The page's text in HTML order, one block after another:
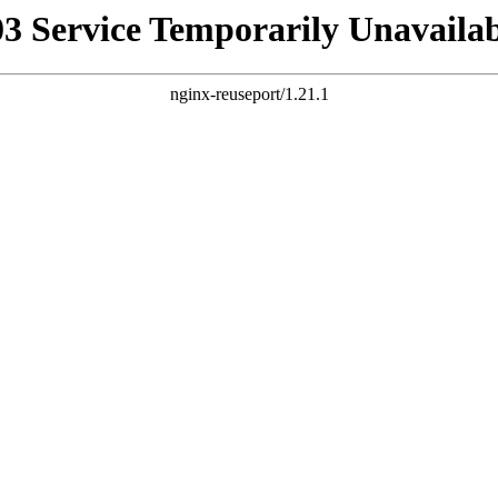
Service Temporarily
nginx-reuseport/1.21.1